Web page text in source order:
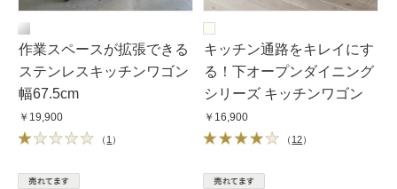
作業スペースが拡張できる
ステンレスキッチンワゴン
幅67.5cm
￥19,900
（ 1 ）
キッチン通路をキレイにす
る！下オープンダイニング
シリーズ キッチンワゴン
￥16,900
（ 12）